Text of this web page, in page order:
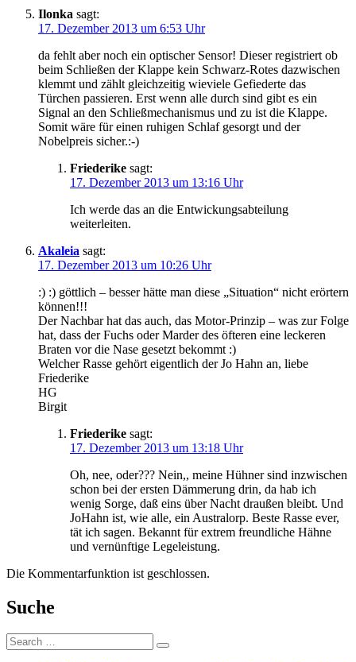
Ilonka sagt:
17. Dezember 2013 um 6:53 Uhr
da fehlt aber noch ein optischer Sensor! Dieser registriert ob
beim Schließen der Klappe kein Schwarz-Rotes dazwischen
klemmt und zählt gleichzeitig wieviele Gefiederte das
Türchen passieren. Erst wenn alle durch sind gibt es ein
Signal an den Schließmechanismus und zu ist die Klappe.
Somit wäre für einen ruhigen Schlaf gesorgt und der
Nobelpreis sicher.:-)
Friederike sagt:
17. Dezember 2013 um 13:16 Uhr
Ich werde das an die Entwickungsabteilung
weiterleiten.
Akaleia sagt:
17. Dezember 2013 um 10:26 Uhr
:) :) göttlich – besser hätte man diese „Situation“ nicht erörtern
können!!!
Der Nachbar hat das auch, das Motor-Prinzip – was zur Folge
hat, dass der Fuchs oder Marder des öfteren eine leckeren
Braten vor die Nase gesetzt bekommt :)
Welcher Rasse gehört eigentlich der Jo Hahn an, liebe
Friederike
HG
Birgit
Friederike sagt:
17. Dezember 2013 um 13:18 Uhr
Oh, nee, oder??? Nein,, meine Hühner sind inzwischen
schon bei der ersten Dämmerung drin, da hab ich
wenig Sorge, daß eins über Nacht draußen bleibt. Und
JoHahn ist, wie alle, ein Australorp. Beste Rasse ever,
tät ich sagen. Bekannt für extrem freundliche Hähne
und vernünftige Legeleistung.
Die Kommentarfunktion ist geschlossen.
Suche
Suche: